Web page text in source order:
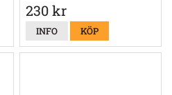
230 kr
INFO KÖP